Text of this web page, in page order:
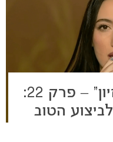
“הכוכב הבא לאירוויזיון” – פרק 22:
הטוב